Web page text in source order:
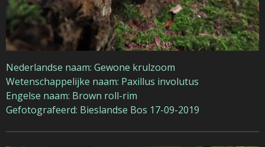
Nederlandse naam: Gewone krulzoom
Wetenschappelijke naam: Paxillus involutus
Engelse naam: Brown roll-rim
Gefotografeerd: Bieslandse Bos 17-09-2019